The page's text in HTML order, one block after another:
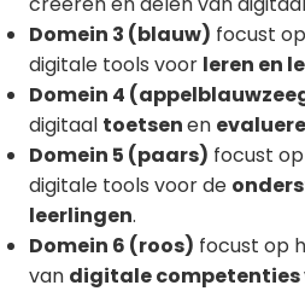
Domein 3 (blauw) focust
digitale tools voor leren en
Domein 4
digitaal toetsenen
Domein 5 (paars) focust
digitale tools voor de
leerlingen.
Domein 6 (roos) focust op
van digitale competenties